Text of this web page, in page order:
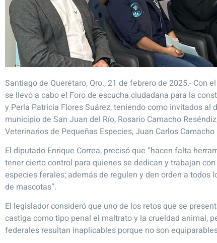
Santiago de Querétaro, Qro., 21 de febrero de 2025.-
se llevó a cabo el Foro de escucha ciudadana para la
y Perla Patricia Flores Suárez, teniendo como invitados
municipio de San Juan del Río, Rosario Camacho
Veterinarios de Pequeñas Especies, Juan Carlos
El diputado Enrique Correa, precisó que “hacen falta
tener cierto control para quienes se dedican y trabajan
especies ferales; además de regulen y den orden a
de mascotas”.
El legislador consideró que uno de los retos que se
castiga como tipo penal el maltrato y la crueldad animal,
federales resultan inaplicables porque no son